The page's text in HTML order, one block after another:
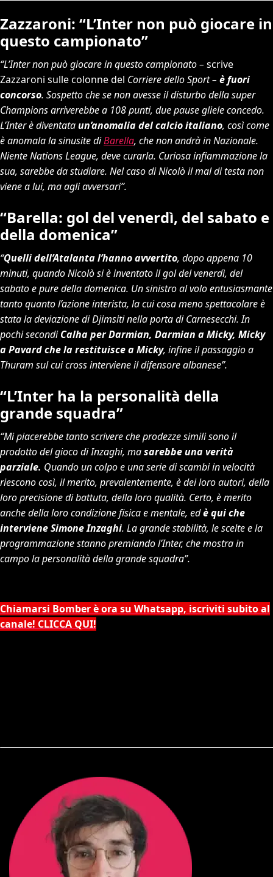
Zazzaroni: “L’Inter non può giocare in
questo campionato”
“L’Inter non può giocare in questo campionato – scrive
Zazzaroni sulle colonne del Corriere dello Sport – è fuori
concorso. Sospetto che se non avesse il disturbo della super
Champions arriverebbe a 108 punti, due pause gliele concedo.
L’Inter è diventataun’anomalia del calcio italiano, così come
è anomala la sinusite diBarella, che non andrà in Nazionale.
Niente Nations League, deve curarla. Curiosa infiammazione la
sua, sarebbe da studiare. Nel caso di Nicolò il mal di testa non
viene a lui, ma agli avversari”.
“Barella: gol del venerdì, del sabato e
della domenica”
“Quelli dell’Atalanta l’hanno avvertito, dopo appena 10
minuti, quando Nicolò si è inventato il gol del venerdì, del
sabato e pure della domenica. Un sinistro al volo entusiasmante
tanto quanto l’azione interista, la cui cosa meno spettacolare è
stata la deviazione di Djimsiti nella porta di Carnesecchi. In
pochi secondiCalha per Darmian, Darmian a Micky, Micky
a Pavard che la restituisce a Micky, infine il passaggio a
Thuram sul cui cross interviene il difensore albanese”.
“L’Inter ha la personalità della
grande squadra”
“Mi piacerebbe tanto scrivere che prodezze simili sono il
prodotto del gioco di Inzaghi, masarebbe una verità
parziale. Quando un colpo e una serie di scambi in velocità
riescono così, il merito, prevalentemente, è dei loro autori, della
loro precisione di battuta, della loro qualità. Certo, è merito
anche della loro condizione fisica e mentale, edè qui che
interviene Simone Inzaghi. La grande stabilità, le scelte e la
programmazione stanno premiando l’Inter, che mostra in
campo la personalità della grande squadra”.
Chiamarsi Bomber è ora su Whatsapp, iscriviti subito al
canale! CLICCA QUI!